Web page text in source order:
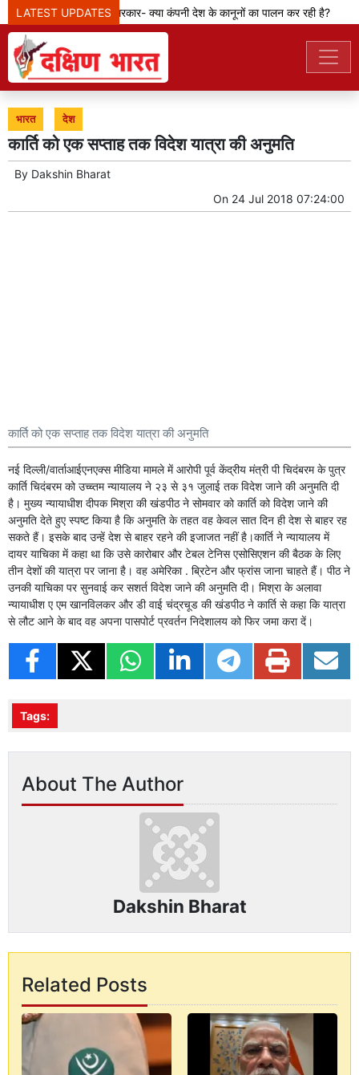
LATEST UPDATES
मेटा टीम से पूछ रही सरकार- क्या कंपनी देश के कानूनों का पालन कर रही है?
भारत देश
कार्ति को एक सप्ताह तक विदेश यात्रा की अनुमति
By Dakshin Bharat
On 24 Jul 2018 07:24:00
कार्ति को एक सप्ताह तक विदेश यात्रा की अनुमति
नई दिल्ली/वार्ताआईएनएक्स मीडिया मामले में आरोपी पूर्व केंद्रीय मंत्री पी चिदंबरम के पुत्र
कार्ति चिदंबरम को उच्च्तम न्यायालय ने २३ से ३१ जुलाई तक विदेश जाने की अनुमति दी
है। मुख्य न्यायाधीश दीपक मिश्रा की खंडपीठ ने सोमवार को कार्ति को विदेश जाने की
अनुमति देते हुए स्पष्ट किया है कि अनुमति के तहत वह केवल सात दिन ही देश से बाहर रह
सकते हैं। इसके बाद उन्हें देश से बाहर रहने की इजाजत नहीं है।कार्ति ने न्यायालय में
दायर याचिका में कहा था कि उसे कारोबार और टेबल टेनिस एसोसिएशन की बैठक के लिए
तीन देशों की यात्रा पर जाना है। वह अमेरिका . ब्रिटेन और फ्रांस जाना चाहते हैं। पीठ ने
उनकी याचिका पर सुनवाई कर सशर्त विदेश जाने की अनुमति दी। मिश्रा के अलावा
न्यायाधीश ए एम खानविलकर और डी वाई चंद्रचूड की खंडपीठ ने कार्ति से कहा कि यात्रा
से लौट आने के बाद वह अपना पासपोर्ट प्रवर्तन निदेशालय को फिर जमा करा दें।
Tags:
About The Author
Dakshin Bharat
Related Posts